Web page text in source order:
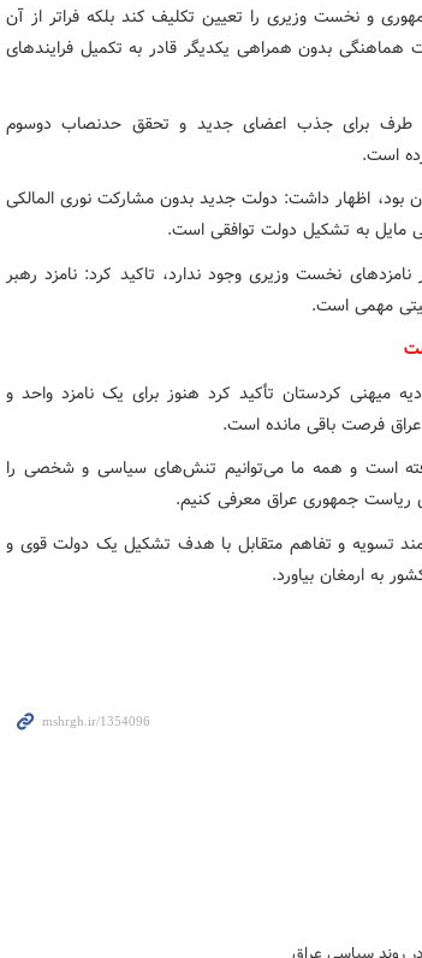
و نخست وزیری را تعیین تکلیف کند بلکه فراتر از آن
هماهنگی بدون همراهی یکدیگر قادر به تکمیل فرایندهای
طرف برای جذب اعضای جدید و تحقق حدنصاب دوسوم
است.
بود، اظهار داشت: دولت جدید بدون مشارکت نوری المالکی
به تشکیل دولت توافقی است.
نامزدهای نخست وزیری وجود ندارد، تاکید کرد: نامزد رهبر
مهمی است.
میهنی کردستان تأکید کرد هنوز برای یک نامزد واحد و
فرصت باقی مانده است.
است و همه ما می‌توانیم تنش‌های سیاسی و شخصی را
ریاست جمهوری عراق معرفی کنیم.
تسویه و تفاهم متقابل با هدف تشکیل یک دولت قوی و
به ارمغان بیاورد.